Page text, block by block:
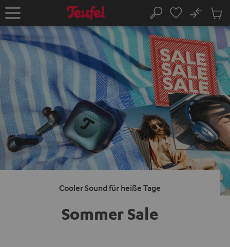
Startseite Suche
No
im
Cooler Sound für heiße Tage
Sommer Sale